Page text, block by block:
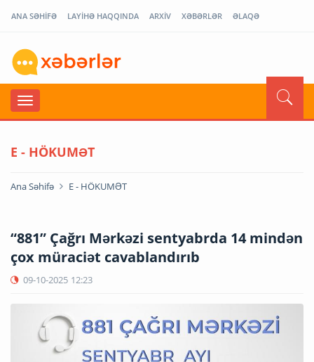
ANA SƏHİFƏ LAYİHƏ HAQQINDA ARXİV XƏBƏRLƏR ƏLAQƏ
E - HÖKUMƏT
Ana Səhifə E - HÖKUMƏT
“881” Çağrı Mərkəzi sentyabrda 14 mindən
çox müraciət cavablandırıb
09-10-2025 12:23